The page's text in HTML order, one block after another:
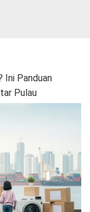
Ini Panduan
Pulau